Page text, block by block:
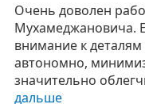
Очень доволен
Мухамеджановича.
внимание к
автономно,
значительно
дальше